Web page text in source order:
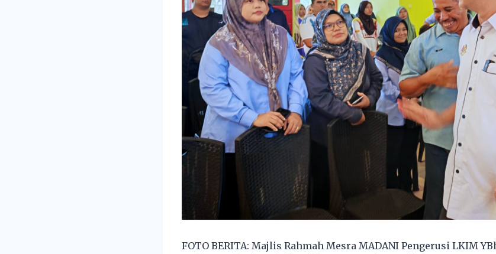
FOTO BERITA: Majlis Rahmah Mesra MADANI Pengerusi LKIM